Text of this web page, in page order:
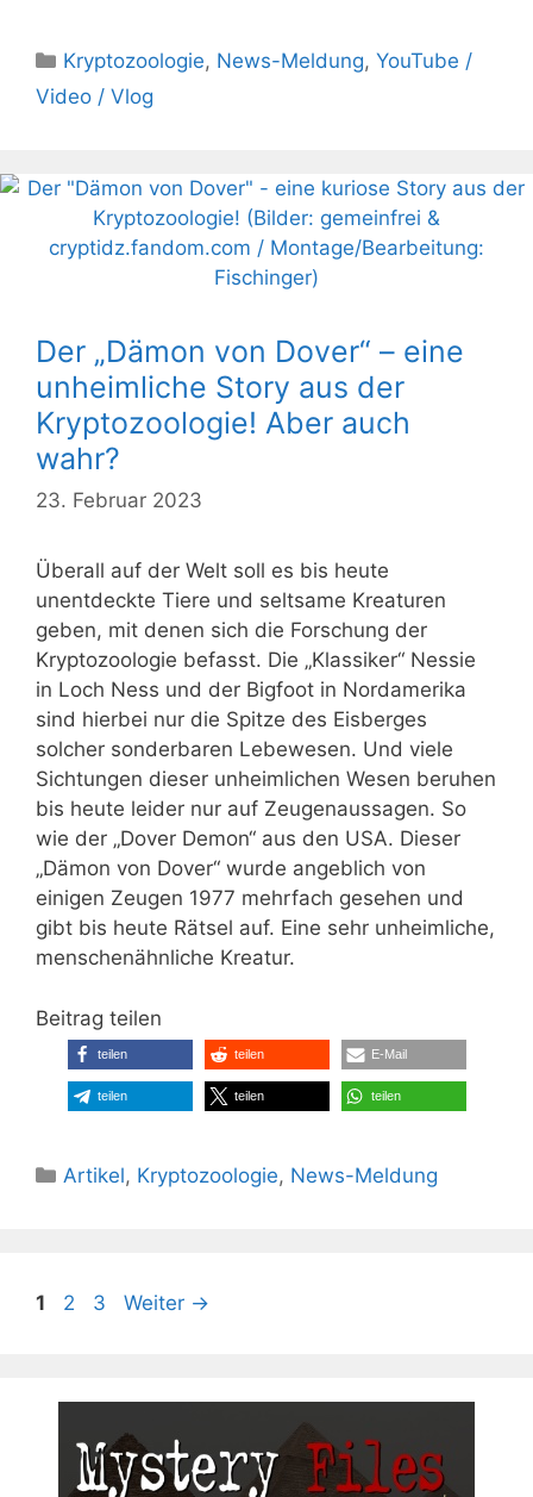
Kategorien
Kryptozoologie, News-Meldung,YouTube /
Video / Vlog
Der „Dämon von Dover“ – eine
unheimliche Story aus der
Kryptozoologie! Aber auch
wahr?
23. Februar 2023
Überall auf der Welt soll es bis heute
unentdeckte Tiere und seltsame Kreaturen
geben, mit denen sich die Forschung der
Kryptozoologie befasst. Die „Klassiker“ Nessie
in Loch Ness und der Bigfoot in Nordamerika
sind hierbei nur die Spitze des Eisberges
solcher sonderbaren Lebewesen. Und viele
Sichtungen dieser unheimlichen Wesen beruhen
bis heute leider nur auf Zeugenaussagen. So
wie der „Dover Demon“ aus den USA. Dieser
„Dämon von Dover“ wurde angeblich von
einigen Zeugen 1977 mehrfach gesehen und
gibt bis heute Rätsel auf. Eine sehr unheimliche,
menschenähnliche Kreatur.
Beitrag teilen
teilen teilen E-Mail
teilen teilen teilen
Kategorien
Artikel, Kryptozoologie, News-Meldung
Seite
1 Seite
2 Seite
3 Weiter →